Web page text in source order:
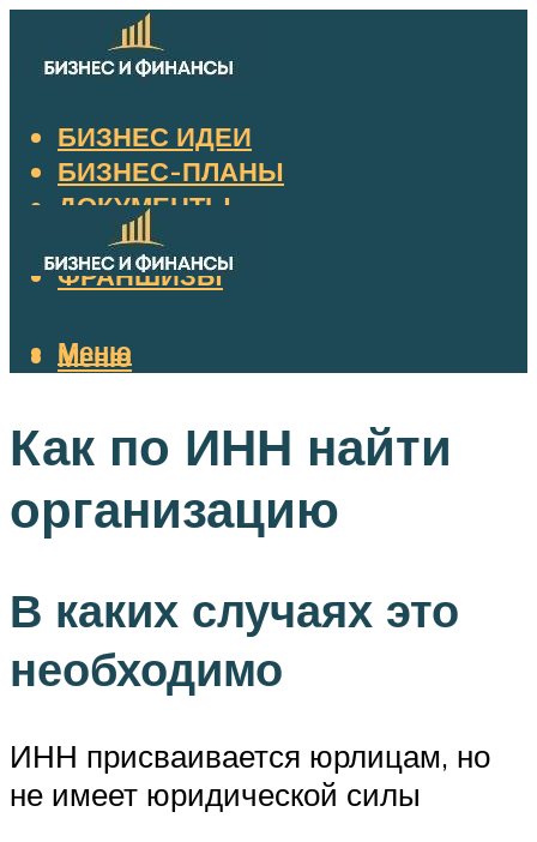
БИЗНЕС ИДЕИ
БИЗНЕС-ПЛАНЫ
ДОКУМЕНТЫ
НАЛОГИ
ФРАНШИЗЫ
Меню
Меню
Как по ИНН найти
организацию
В каких случаях это
необходимо
ИНН присваивается юрлицам, но
не имеет юридической силы